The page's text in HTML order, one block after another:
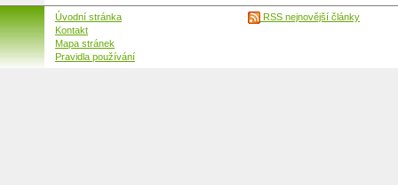
Úvodní stránka
Kontakt
Mapa stránek
Pravidla používání
RSS nejnovější články